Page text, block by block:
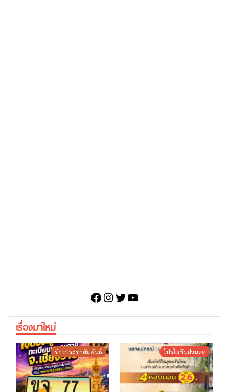
Facebook
Instagram
Twitter
YouTube
เรื่องมาใหม่
ข่าวประชาสัมพันธ์ โปรโมชั่นส่วนลด